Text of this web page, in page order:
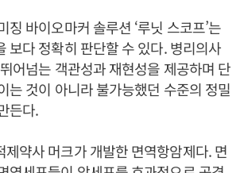
징 바이오마커 솔루션 ‘루닛 스코프’는
보다 정확히 판단할 수 있다. 병리의사
어넘는 객관성과 재현성을 제공하며 단
는 것이 아니라 불가능했던 수준의 정밀
든다.
제약사 머크가 개발한 면역항암제다. 면